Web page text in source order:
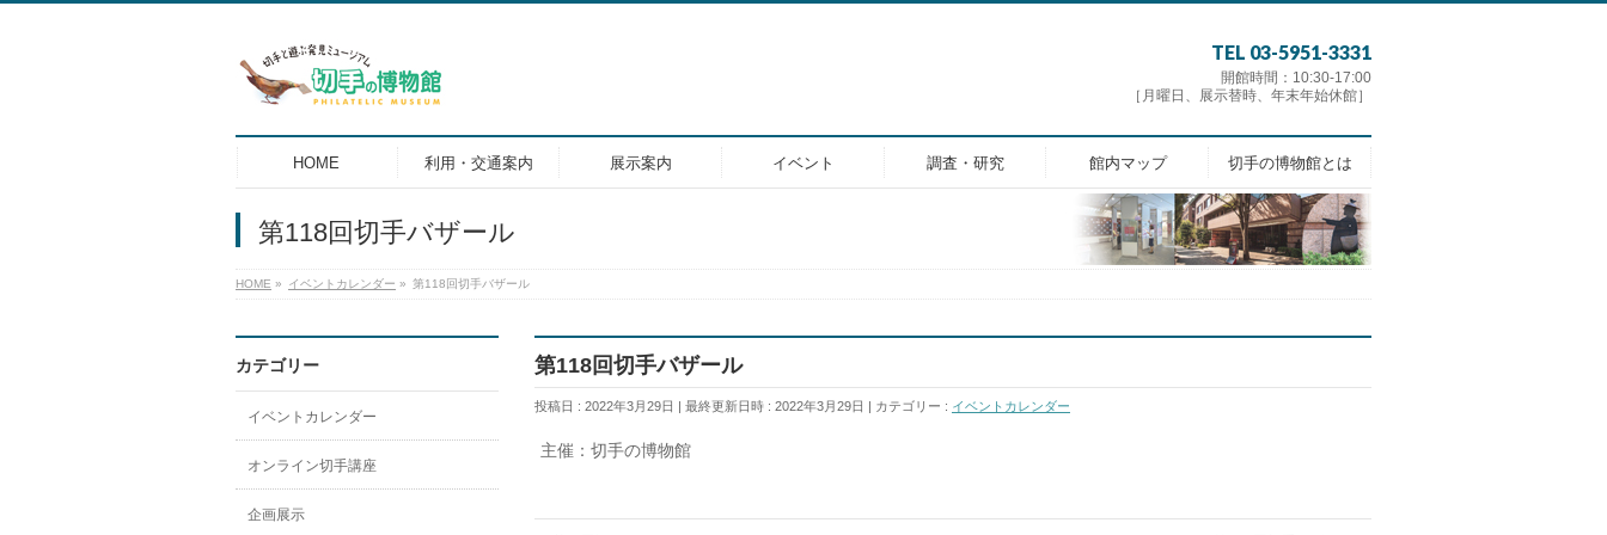
TEL 03-5951-3331
開館時間：10:30-17:00
［月曜日、展示替時、年末年始休館］
HOME 利用・交通案内 展示案内 イベント 調査・研究 館内マップ 切手の博物館とは
第118回切手バザール
HOME » イベントカレンダー » 第118回切手バザール
第118回切手バザール
投稿日 : 2022年3月29日 最終更新日時 : 2022年3月29日 カテゴリー : イベントカレンダー
主催：切手の博物館
カテゴリー
イベントカレンダー
オンライン切手講座
企画展示